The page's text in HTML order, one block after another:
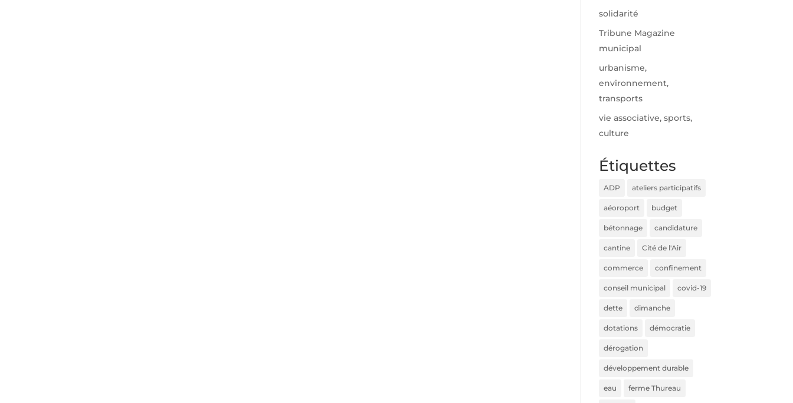
solidarité
Tribune Magazine
municipal
urbanisme,
environnement,
transports
vie associative, sports,
culture
Étiquettes
ADP ateliers participatifs
aéoroport budget
bétonnage candidature
cantine Cité de l'Air
commerce confinement
conseil municipal covid-19
dette dimanche
dotations démocratie
dérogation
développement durable
eau ferme Thureau